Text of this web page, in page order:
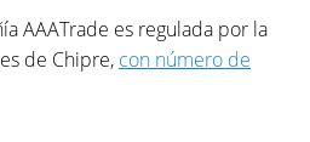
AAATrade es regulada por la
de Chipre, con número de